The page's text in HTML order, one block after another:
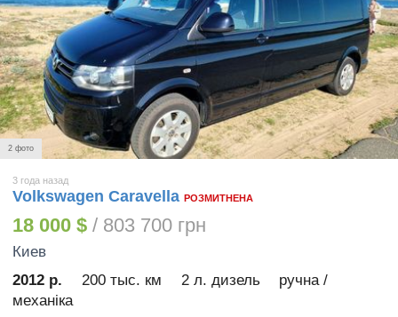
2 фото
3 года назад
Volkswagen Caravella РОЗМИТНЕНА
18 000 $ / 803 700 грн
Киев
2012 р.
200 тыс. км 2 л. дизель
ручна /
механіка